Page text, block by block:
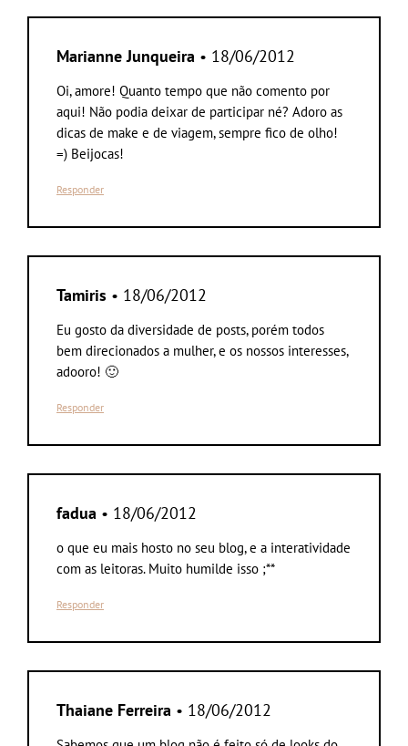
Marianne Junqueira • 18/06/2012
Oi, amore! Quanto tempo que não comento por
aqui! Não podia deixar de participar né? Adoro as
dicas de make e de viagem, sempre fico de olho!
=) Beijocas!
Responder
Tamiris • 18/06/2012
Eu gosto da diversidade de posts, porém todos
bem direcionados a mulher, e os nossos interesses,
adooro! 🙂
Responder
fadua • 18/06/2012
o que eu mais hosto no seu blog, e a interatividade
com as leitoras. Muito humilde isso ;**
Responder
Thaiane Ferreira • 18/06/2012